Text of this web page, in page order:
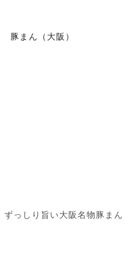
豚まん（大阪）
ずっしり旨い大阪名物豚まん